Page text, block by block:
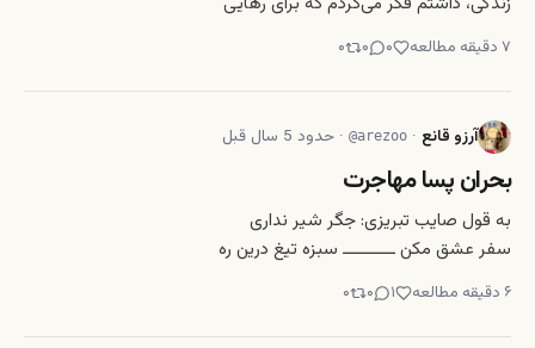
از خسته‌گی‌ روزهای دلگیر هفته سپری
شده چه باید کنم، چون میخواستم این‌که
آن هفته چگونه سپری شده و چه اتفاقات
افتاده است، فراموش گردد. آدم نیاز دارد
یک روز را هم که
۷ دقیقه مطالعه ۰ ۰ ۰
آرزو قانع ·
@arezoo
· حدود 5 سال قبل
بحران پسا مهاجرت
به قول صایب تبریزی: جگر شیر نداری
سفر عشق مکن ـــــــــــ سبزه تیغ درین ره
ز کمر می گذرد مهاجرت امر معمول بین
انسان‌هاست. انسان‌ها به دلایل مختلف
کشورهای شان را ترک مینمایند و به
۶ دقیقه مطالعه ۱ ۰ ۰